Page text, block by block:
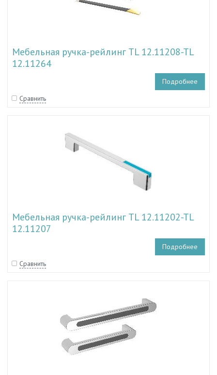
Мебельная ручка-рейлинг TL 12.11208-TL
12.11264
Подробнее
Сравнить
Мебельная ручка-рейлинг TL 12.11202-TL
12.11207
Подробнее
Сравнить